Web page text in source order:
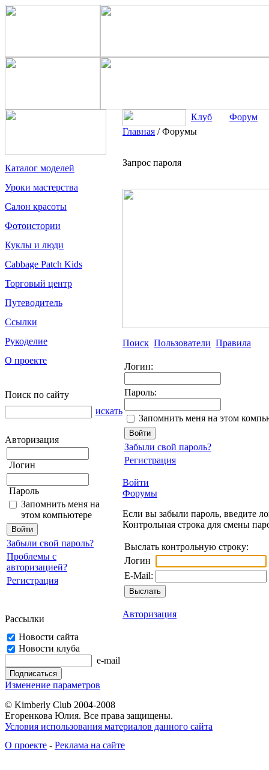
Каталог моделей
Уроки мастерства
Салон красоты
Фотоистории
Куклы и люди
Cabbage Patch Kids
Торговый центр
Путеводитель
Ссылки
Рукоделие
О проекте
Поиск по сайту
искать
Авторизация
Логин
Пароль
Запомнить меня на
этом компьютере
Забыли свой пароль?
Проблемы с
авторизацией?
Регистрация
Рассылки
Новости сайта
Новости клуба
e-mail
Изменение параметров
Клуб
Форум
Главная /Форумы
Запрос пароля
Поиск Пользователи Правила
Логин:
Пароль:
Запомнить меня на этом
Забыли свой пароль?
Регистрация
Войти
Форумы
Если вы забыли пароль, введите
Контрольная строка для смены
Выслать контрольную строку:
Логин
E-Mail:
Авторизация
© Kimberly Club 2004-2008
Егоренкова Юлия. Все права защищены.
Условия использования материалов данного сайта
О проекте - Реклама на сайте